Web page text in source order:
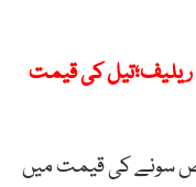
ریلیف؛تیل کی قیمت
24 قیراط خالص سونے کی قیمت میں